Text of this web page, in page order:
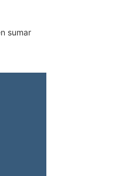
sumar